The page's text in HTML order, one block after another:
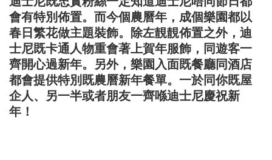
會有特別佈置。而今個農曆年，成個樂園都以
春日繁花做主題裝飾。除左靚靚佈置之外，迪
士尼既卡通人物重會著上賀年服飾，同遊客一
齊開心過新年。另外，樂園入面既餐廳同酒店
都會提供特別既農曆新年餐單。一於同你既屋
企人、另一半或者朋友一齊喺迪士尼慶祝新
年！